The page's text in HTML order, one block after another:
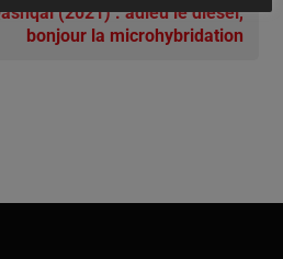
(2021) : adieu le diesel,
bonjour la microhybridation